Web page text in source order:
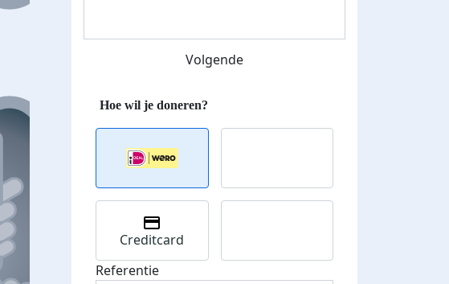
Volgende
Creditcard
Referentie